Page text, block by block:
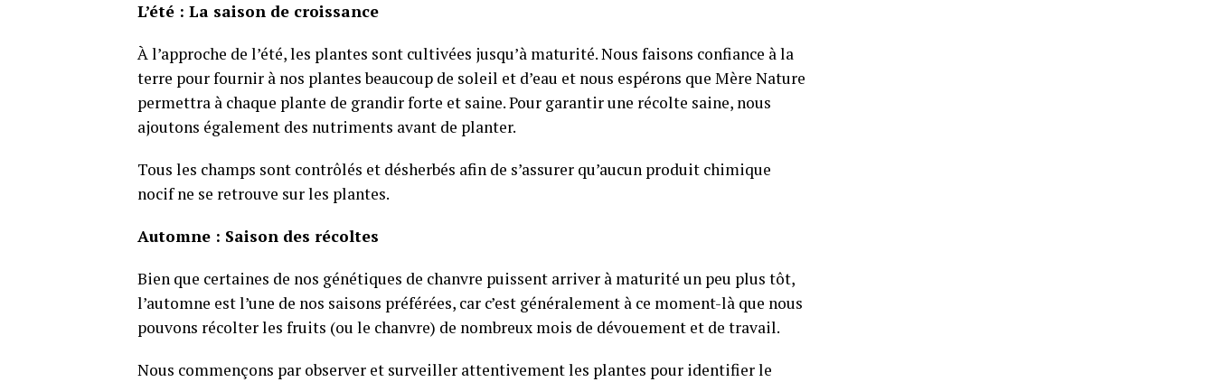
L’été : La saison de croissance
À l’approche de l’été, les plantes sont cultivées jusqu’à maturité. Nous faisons confiance à la
terre pour fournir à nos plantes beaucoup de soleil et d’eau et nous espérons que Mère Nature
permettra à chaque plante de grandir forte et saine. Pour garantir une récolte saine, nous
ajoutons également des nutriments avant de planter.
Tous les champs sont contrôlés et désherbés afin de s’assurer qu’aucun produit chimique
nocif ne se retrouve sur les plantes.
Automne : Saison des récoltes
Bien que certaines de nos génétiques de chanvre puissent arriver à maturité un peu plus tôt,
l’automne est l’une de nos saisons préférées, car c’est généralement à ce moment-là que nous
pouvons récolter les fruits (ou le chanvre) de nombreux mois de dévouement et de travail.
Nous commençons par observer et surveiller attentivement les plantes pour identifier le